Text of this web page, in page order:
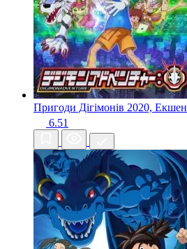
Пригоди Дігімонів 2020, Екшен
6.51